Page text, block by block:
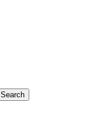
Search